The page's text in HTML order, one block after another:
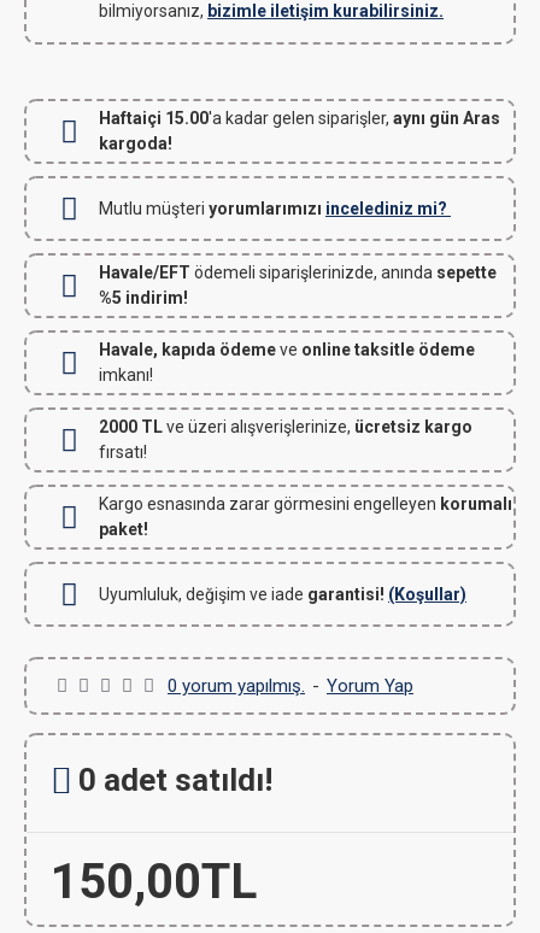
bilmiyorsanız, bizimle iletişim kurabilirsiniz.
Haftaiçi 15.00'a kadar gelen siparişler, aynı gün Aras
kargoda!
Mutlu müşteri yorumlarımızı incelediniz mi?
Havale/EFT ödemeli siparişlerinizde, anında sepette
%5 indirim!
Havale, kapıda ödemeve online taksitle ödeme
imkanı!
2000 TLve üzeri alışverişlerinize, ücretsiz kargo
fırsatı!
Kargo esnasında zarar görmesini engelleyen korumalı
paket!
Uyumluluk, değişim ve iade garantisi! (Koşullar)
0 yorum yapılmış. - Yorum Yap
150,00TL
0 adet satıldı!